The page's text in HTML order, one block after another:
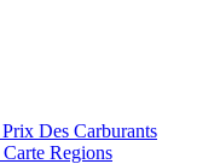
Prix Des Carburants
Carte Regions